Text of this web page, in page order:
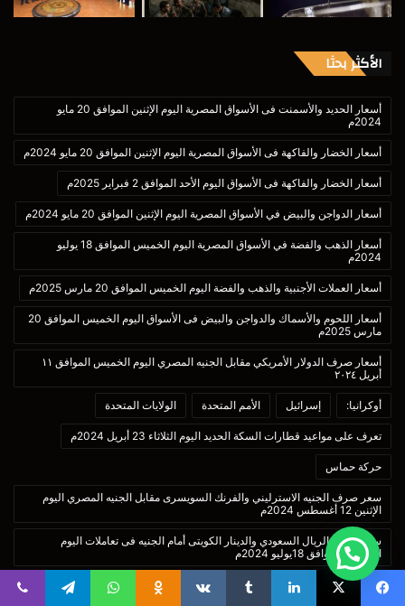
الأكثر بحثا
أسعار الحديد والأسمنت فى الأسواق المصرية اليوم الإثنين الموافق 20 مايو
2024م
أسعار الخضار والفاكهة فى الأسواق المصرية اليوم الإثنين الموافق 20 مايو 2024م
أسعار الخضار والفاكهة فى الأسواق اليوم الأحد الموافق 2 فبراير 2025م
أسعار الدواجن والبيض في الأسواق المصرية اليوم الإثنين الموافق 20 مايو 2024م
أسعار الذهب والفضة في الأسواق المصرية اليوم الخميس الموافق 18 يوليو
2024م
أسعار العملات الأجنبية والذهب والفضة اليوم الخميس الموافق 20 مارس 2025م
أسعار اللحوم والأسماك والدواجن والبيض فى الأسواق اليوم الخميس الموافق 20
مارس 2025م
أسعار صرف الدولار الأمريكي مقابل الجنيه المصري اليوم الخميس الموافق ١١
أبريل ٢٠٢٤
أوكرانيا: إسرائيل الأمم المتحدة الولايات المتحدة
تعرف على مواعيد قطارات السكة الحديد اليوم الثلاثاء 23 أبريل 2024م
حركة حماس
سعر صرف الجنيه الاسترليني والفرنك السويسرى مقابل الجنيه المصري اليوم
الإثنين 12 أغسطس 2024م
سعر صرف الريال السعودي والدينار الكويتى أمام الجنيه فى تعاملات اليوم
الخميس الموافق 18يوليو 2024م
قطاع غزة محافظ قنا